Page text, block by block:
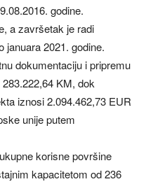
godine.
a završetak je radi
januara 2021. godine.
dokumentaciju i pripremu
KM, dok
iznosi 2.094.462,73 EUR
unije putem
korisne površine
kapacitetom od 236